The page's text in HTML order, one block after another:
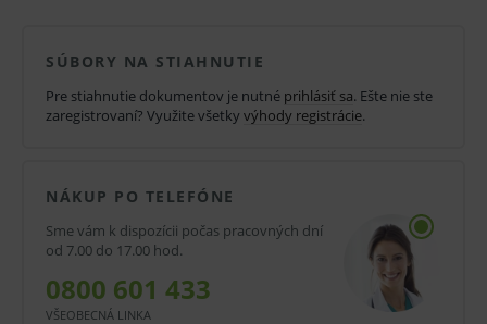
spoľahlivý základ pre nepriame náhrady. Navrhnutý
tak, aby ponúkol optimálnu všestrannosť a výkon.
pevnej konzistencie. K dispozícii v 5 odtieňoch: A2, A3
a opákny biely pre estetické výplne a zlatá a modrá
pre viditeľné definovanie okrajov dostavby.
Vlastnosti a výhody
SÚBORY NA STIAHNUTIE
Pre stiahnutie dokumentov je nutné prihlásiť sa. Ešte nie ste
zaregistrovaní? Využite všetky výhody registrácie.
NÁKUP PO TELEFÓNE
Sme vám k dispozícii počas pracovných dní
od 7.00 do 17.00 hod.
0800 601 433
VŠEOBECNÁ LINKA